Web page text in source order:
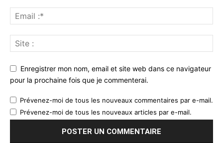
Enregistrer mon nom, email et site web dans ce navigateur
pour la prochaine fois que je commenterai.
Prévenez-moi de tous les nouveaux commentaires par e-mail.
Prévenez-moi de tous les nouveaux articles par e-mail.